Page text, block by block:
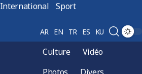
International Sport
AR EN TR ES KU
Culture
Vidéo